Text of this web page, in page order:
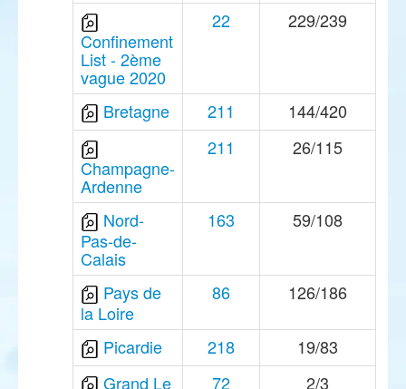
Confinement
List - 2ème
vague 2020
22 229/239
Bretagne 211 144/420
Champagne-
Ardenne
211 26/115
Nord-
Pas-de-
Calais
163 59/108
Pays de
la Loire
86 126/186
Picardie 218
19/83
Grand Le
72 2/3